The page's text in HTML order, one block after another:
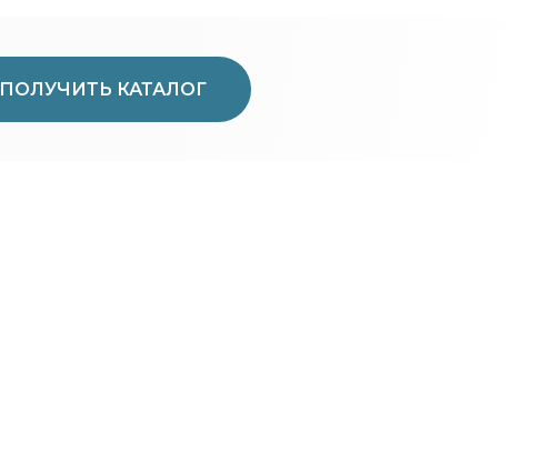
ПОЛУЧИТЬ КАТАЛОГ